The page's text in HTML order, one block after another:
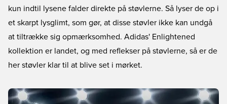
kun indtil lysene falder direkte på støvlerne. Så lyser de op i
et skarpt lysglimt, som gør, at disse støvler ikke kan undgå
at tiltrække sig opmærksomhed. Adidas' Enlightened
kollektion er landet, og med reflekser på støvlerne, så er de
her støvler klar til at blive set i mørket.